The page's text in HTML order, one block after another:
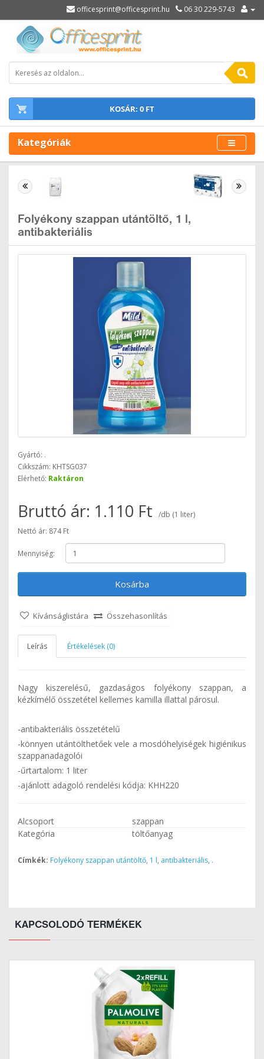
officesprint@officesprint.hu 06 30 229-5743
KOSÁR: 0 FT
Kategóriák
Folyékony szappan utántöltő, 1 l,
antibakteriális
Gyártó: .
Cikkszám: KHTSG037
Elérhető: Raktáron
Bruttó ár: 1.110 Ft
/db (1 liter)
Nettó ár: 874 Ft
Mennyiség:
Kosárba
Kívánságlistára Összehasonlítás
Leírás Értékelések (0)
Nagy kiszerelésű, gazdaságos folyékony szappan, a
kézkímélő összetétel kellemes kamilla illattal párosul.
-antibakteriális összetételű
-könnyen utántölthetőek vele a mosdóhelyiségek higiénikus
szappanadagolói
-űrtartalom: 1 liter
-ajánlott adagoló rendelési kódja: KHH220
Alcsoport
szappan
Kategória
töltőanyag
Címkék: Folyékony szappan utántöltő, 1 l, antibakteriális, .
KAPCSOLODÓ TERMÉKEK